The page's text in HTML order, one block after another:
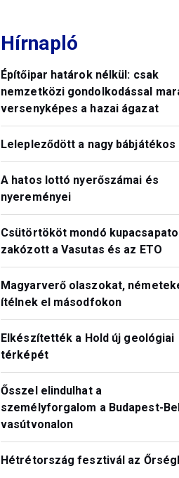
Hírnapló
Építőipar határok nélkül: csak
nemzetközi gondolkodással
versenyképes a hazai ágazat
Lelepleződött a nagy bábjátékos
A hatos lottó nyerőszámai és
nyereményei
Csütörtököt mondó
zakózott a Vasutas és az ETO
Magyarverő olaszokat,
ítélnek el másodfokon
Elkészítették a Hold új geológiai
térképét
Ősszel elindulhat a
személyforgalom a Budapest-
vasútvonalon
Hétrétország fesztivál az